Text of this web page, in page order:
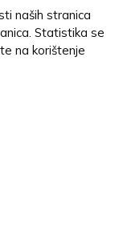
naših stranica
Statistika se
na korištenje